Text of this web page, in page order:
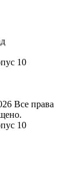
10
Все права
10